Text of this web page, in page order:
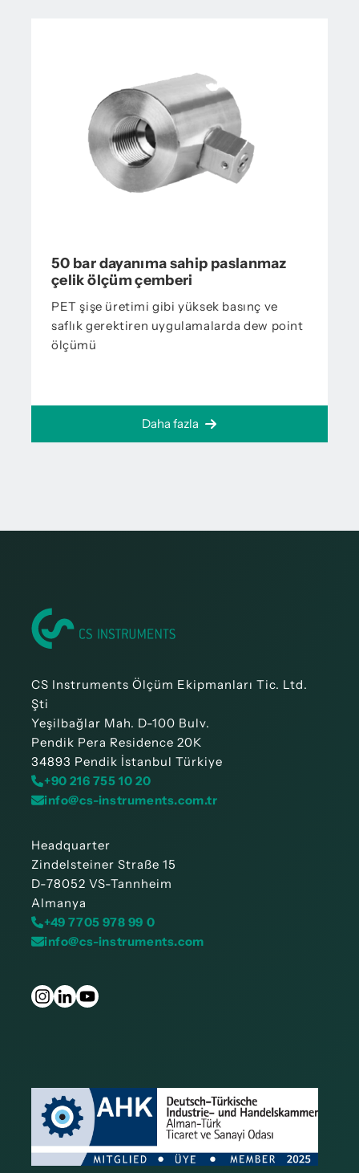
50 bar dayanıma sahip paslanmaz
çelik ölçüm çemberi
PET şişe üretimi gibi yüksek basınç ve
saflık gerektiren uygulamalarda dew point
ölçümü
Daha fazla
CS Instruments Ölçüm Ekipmanları Tic. Ltd.
Şti
Yeşilbağlar Mah. D-100 Bulv.
Pendik Pera Residence 20K
34893 Pendik İstanbul Türkiye
+90 216 755 10 20
info@cs-instruments.com.tr
Headquarter
Zindelsteiner Straße 15
D-78052 VS-Tannheim
Almanya
+49 7705 978 99 0
info@cs-instruments.com